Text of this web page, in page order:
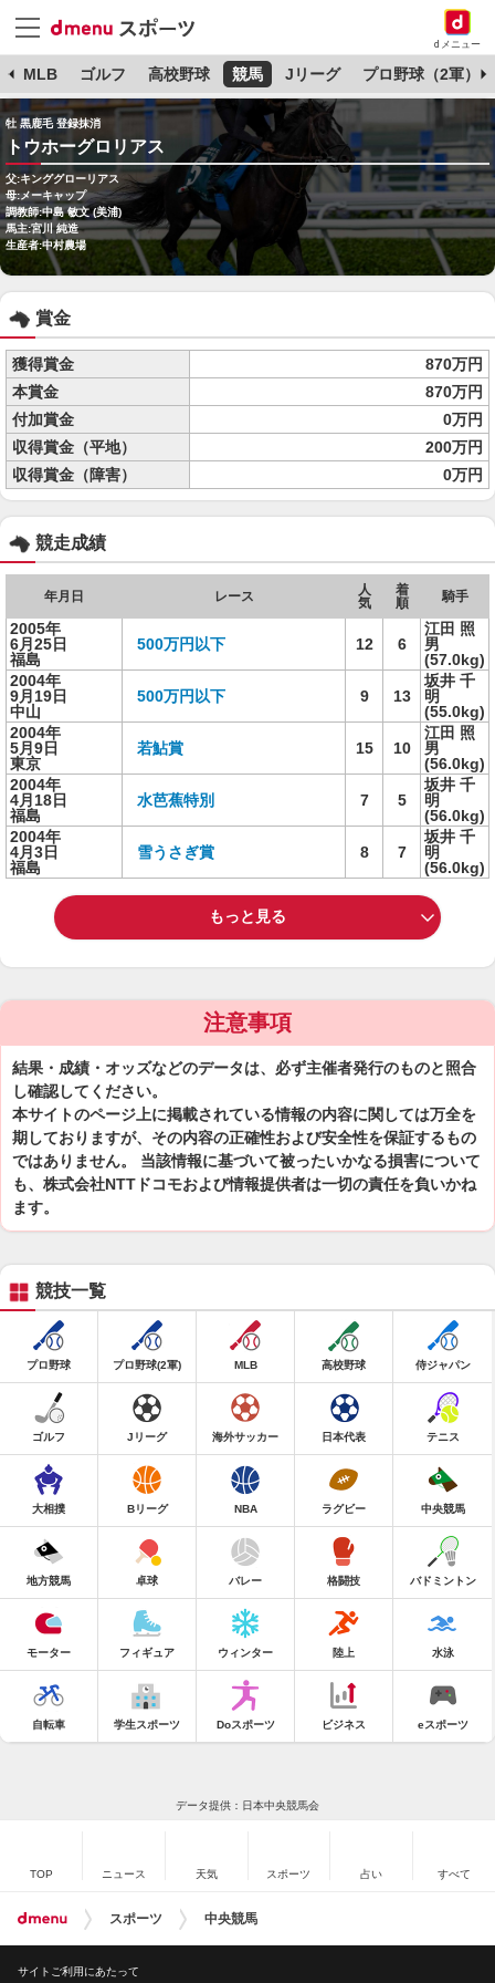
dメニュー
MLB ゴルフ 高校野球 競馬 Jリーグ プロ野球（2軍）
牡 黒鹿毛 登録抹消
トウホーグロリアス
父:キンググローリアス
母:メーキャップ
調教師:中島 敏文 (美浦)
馬主:宮川 純造
生産者:中村農場
賞金
獲得賞金
870万円
本賞金
870万円
付加賞金
0万円
収得賞金（平地）
200万円
収得賞金（障害）
0万円
競走成績
年月日 レース
人
気
着
順
騎手
2005年
6月25日
福島
500万円以下 12 6
江田 照
男
(57.0kg)
2004年
9月19日
中山
500万円以下 9 13
坂井 千
明
(55.0kg)
2004年
5月9日
東京
若鮎賞 15 10
江田 照
男
(56.0kg)
2004年
4月18日
福島
水芭蕉特別 7 5
坂井 千
明
(56.0kg)
2004年
4月3日
福島
雪うさぎ賞 8 7
坂井 千
明
(56.0kg)
もっと見る
注意事項
結果・成績・オッズなどのデータは、必ず主催者発行のものと照合
し確認してください。
本サイトのページ上に掲載されている情報の内容に関しては万全を
期しておりますが、その内容の正確性および安全性を保証するもの
ではありません。 当該情報に基づいて被ったいかなる損害について
も、株式会社NTTドコモおよび情報提供者は一切の責任を負いかね
ます。
競技一覧
プロ野球 プロ野球(2軍) MLB 高校野球 侍ジャパン
ゴルフ Jリーグ 海外サッカー 日本代表 テニス
大相撲 Bリーグ NBA ラグビー 中央競馬
地方競馬 卓球 バレー 格闘技 バドミントン
モーター フィギュア ウィンター 陸上 水泳
自転車 学生スポーツ Doスポーツ ビジネス eスポーツ
データ提供：日本中央競馬会
TOP ニュース 天気 スポーツ 占い すべて
スポーツ 中央競馬
サイトご利用にあたって